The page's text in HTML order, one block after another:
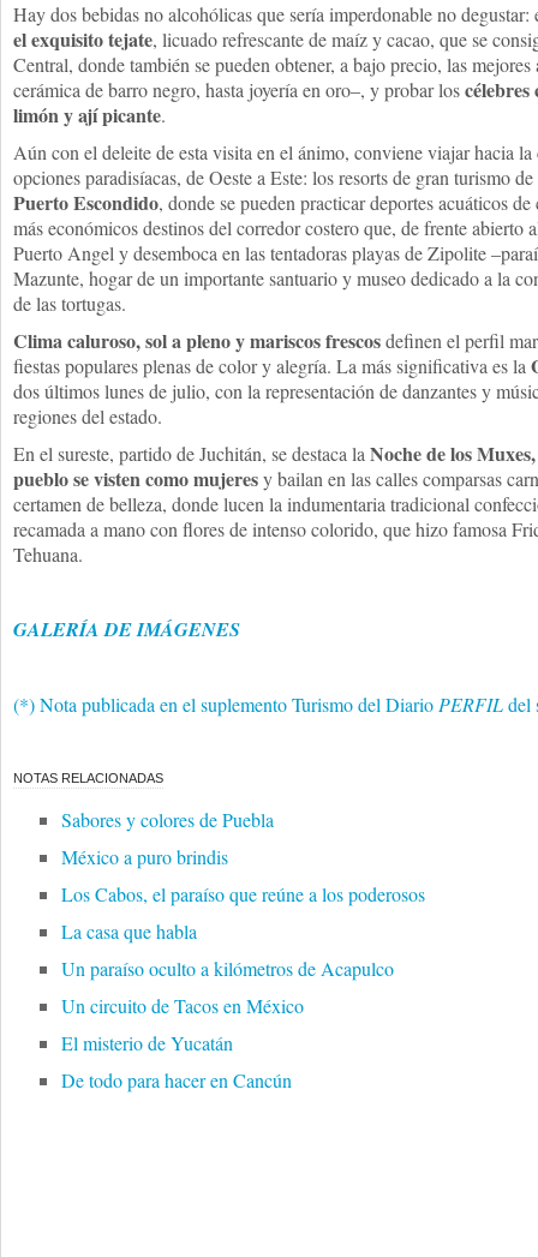
Hay dos bebidas no alcohólicas que sería imperdonable no
el exquisito tejate, licuado refrescante de maíz y cacao, que se
Central, donde también se pueden obtener, a bajo precio, las mejores
cerámica de barro negro, hasta joyería en oro–, y probar loscélebres
limón y ají picante.
Aún con el deleite de esta visita en el ánimo, conviene viajar hacia la
opciones paradisíacas, de Oeste a Este: los resorts de gran turismo
Puerto Escondido, donde se pueden practicar deportes acuáticos
más económicos destinos del corredor costero que, de frente abierto
Puerto Angel y desemboca en las tentadoras playas de Zipolite
Mazunte, hogar de un importante santuario y museo dedicado a la
de las tortugas.
Clima caluroso, sol a pleno y mariscos frescosdefinen el perfil
fiestas populares plenas de color y alegría. La más significativa es la
dos últimos lunes de julio, con la representación de danzantes y
regiones del estado.
En el sureste, partido de Juchitán, se destaca la Noche de los
pueblo se visten como mujeresy bailan en las calles comparsas
certamen de belleza, donde lucen la indumentaria tradicional
recamada a mano con flores de intenso colorido, que hizo famosa
Tehuana.
GALERÍA DE IMÁGENES
(*) Nota publicada en el suplemento Turismo del Diario PERFILdel
NOTAS RELACIONADAS
Sabores y colores de Puebla
México a puro brindis
Los Cabos, el paraíso que reúne a los poderosos
La casa que habla
Un paraíso oculto a kilómetros de Acapulco
Un circuito de Tacos en México
El misterio de Yucatán
De todo para hacer en Cancún